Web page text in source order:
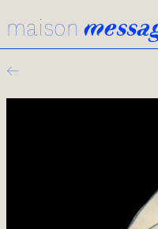
maison
←